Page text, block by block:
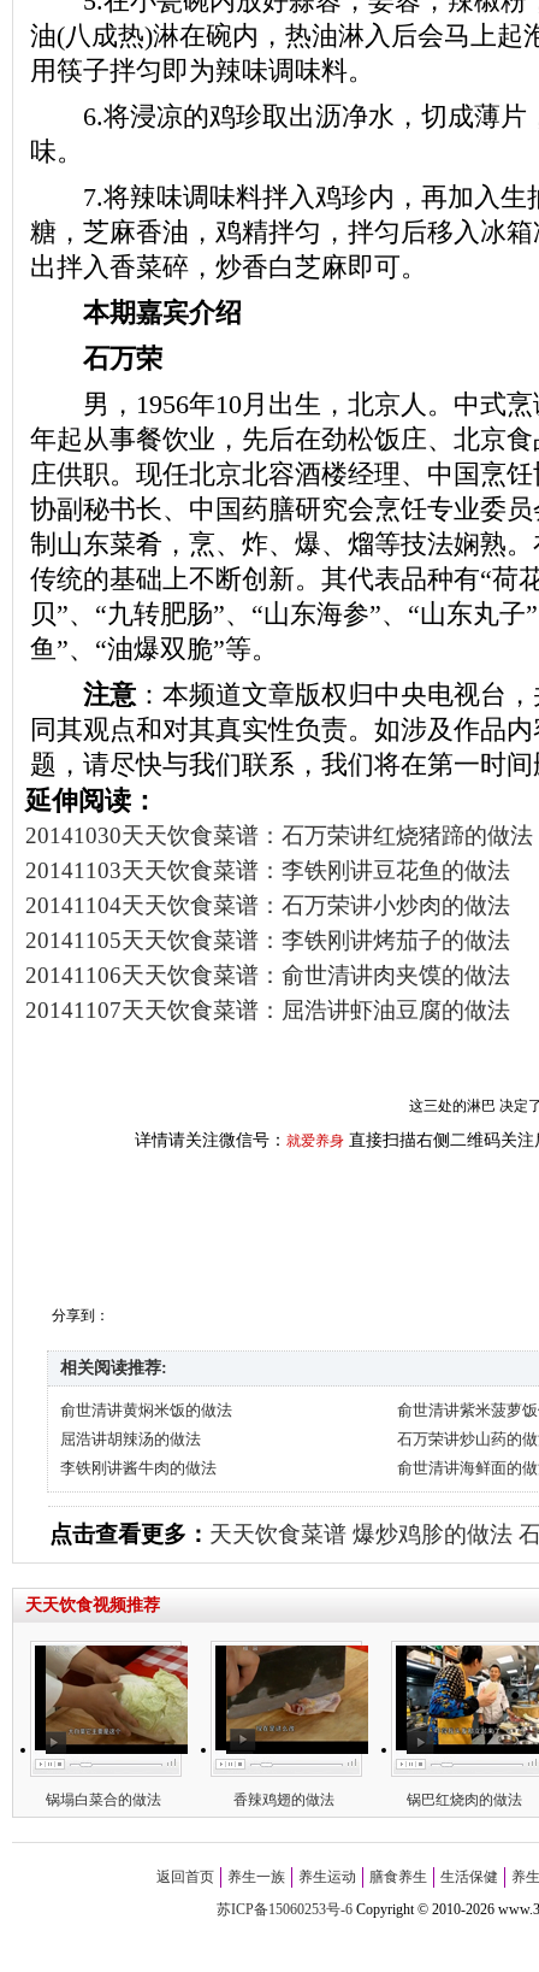
油(八成热)淋在碗内，热油淋入后会马上起
用筷子拌匀即为辣味调味料。
6.将浸凉的鸡珍取出沥净水，切成薄片
味。
7.将辣味调味料拌入鸡珍内，再加入生
糖，芝麻香油，鸡精拌匀，拌匀后移入冰
出拌入香菜碎，炒香白芝麻即可。
本期嘉宾介绍
石万荣
男，1956年10月出生，北京人。中式烹
年起从事餐饮业，先后在劲松饭庄、北京
庄供职。现任北京北容酒楼经理、中国烹
协副秘书长、中国药膳研究会烹饪专业委
制山东菜肴，烹、炸、爆、熘等技法娴熟
传统的基础上不断创新。其代表品种有“荷
贝”、“九转肥肠”、“山东海参”、“山东丸子
鱼”、“油爆双脆”等。
注意 ：本频道文章版权归中央电视台
同其观点和对其真实性负责。如涉及作品
题，请尽快与我们联系，我们将在第一时
延伸阅读：
20141030天天饮食菜谱：石万荣讲红烧猪蹄的做法
20141103天天饮食菜谱：李铁刚讲豆花鱼的做法
20141104天天饮食菜谱：石万荣讲小炒肉的做法
20141105天天饮食菜谱：李铁刚讲烤茄子的做法
20141106天天饮食菜谱：俞世清讲肉夹馍的做法
20141107天天饮食菜谱：屈浩讲虾油豆腐的做法
这三处的淋巴 决定
详情请关注微信号： 就爱养身 直接扫描右侧二维码关注
分享到：
相关阅读推荐:
俞世清讲黄焖米饭的做法
俞世清讲紫米菠萝
屈浩讲胡辣汤的做法
石万荣讲炒山药的
李铁刚讲酱牛肉的做法
俞世清讲海鲜面的
点击查看更多： 天天饮食菜谱 爆炒鸡胗的做法
天天饮食视频推荐
锅塌白菜合的做法 香辣鸡翅的做法 锅巴红烧肉的做法
返回首页 养生一族 养生运动 膳食养生 生活保健
养
苏ICP备15060253号-6Copyright©2010-2026